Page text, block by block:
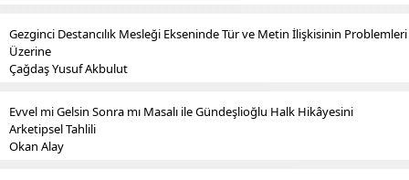
Gezginci Destancılık Mesleği Ekseninde Tür ve Metin İlişkisinin Problemleri
Üzerine
Çağdaş Yusuf Akbulut
Evvel mi Gelsin Sonra mı Masalı ile Gündeşlioğlu Halk Hikâyesini
Arketipsel Tahlili
Okan Alay